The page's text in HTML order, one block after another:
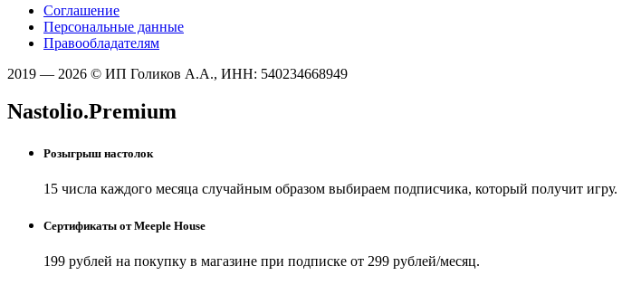
Соглашение
Персональные данные
Правообладателям
2019 — 2026 © ИП Голиков А.А., ИНН: 540234668949
Nastolio.Premium
Розыгрыш настолок
15 числа каждого месяца случайным образом выбираем подписчика, который получит игру.
Сертификаты от Meeple House
199 рублей на покупку в магазине при подписке от 299 рублей/месяц.